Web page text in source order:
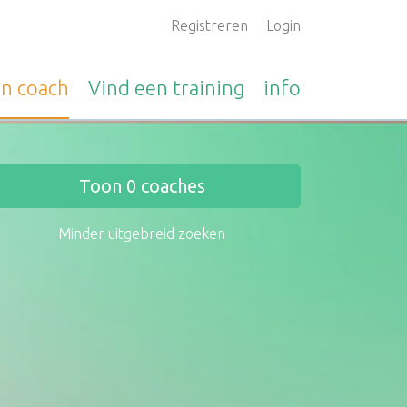
Registreren Login
coach Vind een training info
Toon 0 coaches
Minder uitgebreid zoeken